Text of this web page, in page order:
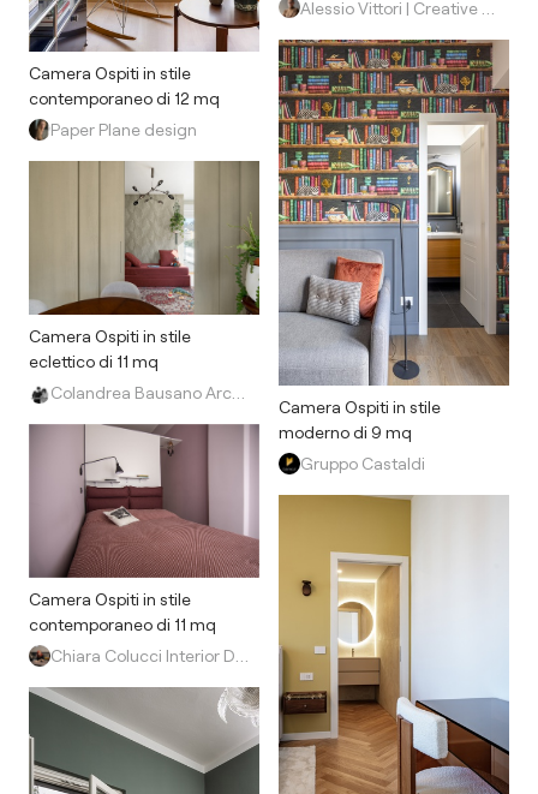
Camera Ospiti in stile
contemporaneo di 12 mq
Paper Plane design
Camera Ospiti in stile
eclettico di 11 mq
Camera Ospiti in stile
contemporaneo di 11 mq
Camera Ospiti in stile
moderno di 9 mq
Gruppo Castaldi